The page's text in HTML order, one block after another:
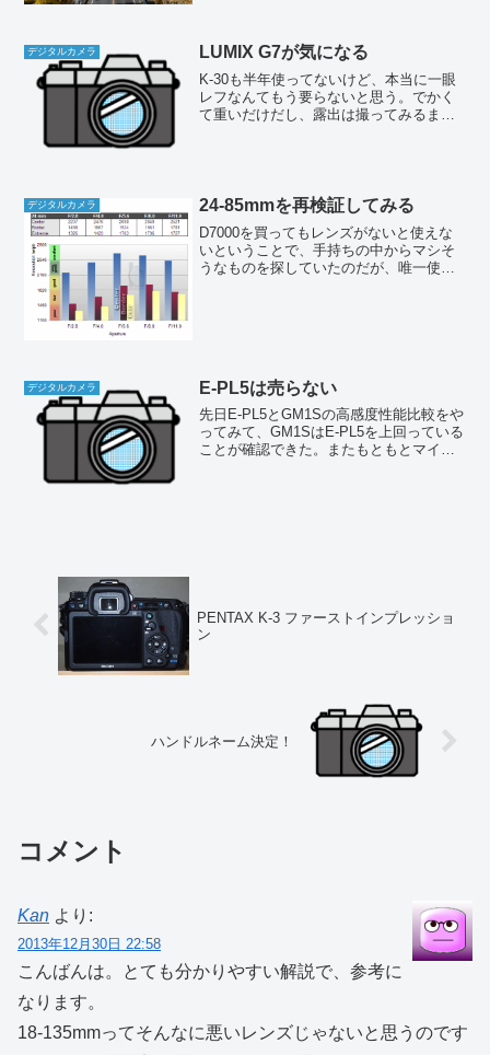
デジタルカメラ LUMIX G7が気になる
K-30も半年使ってないけど、本当に一眼
レフなんてもう要らないと思う。でかく
て重いだけだし、露出は撮ってみるまで
デジタルカメラ 24-85mmを再検証してみる
D7000を買ってもレンズがないと使えな
いということで、手持ちの中からマシそ
うなものを探していたのだが、唯一使え
デジタルカメラ E-PL5は売らない
先日E-PL5とGM1Sの高感度性能比較をや
ってみて、GM1SはE-PL5を上回っている
ことが確認できた。またもともとマイク
PENTAX K-3 ファーストインプレッショ
ン
ハンドルネーム決定！
コメント
Kan より:
2013年12月30日 22:58
こんばんは。とても分かりやすい解説で、参考に
なります。
18-135mmってそんなに悪いレンズじゃないと思うのです